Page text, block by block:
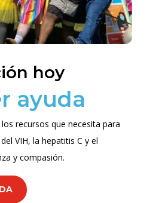
hoy
ayuda
recursos que necesita para
VIH, la hepatitis C y el
y compasión.